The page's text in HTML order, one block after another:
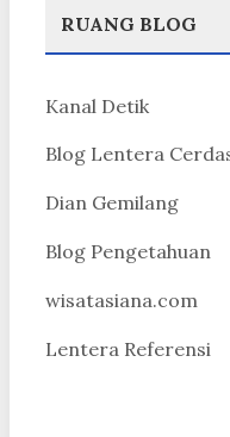
RUANG BLOG
Kanal Detik
Blog Lentera
Dian Gemilang
Blog Pengetahuan
wisatasiana.com
Lentera Referensi